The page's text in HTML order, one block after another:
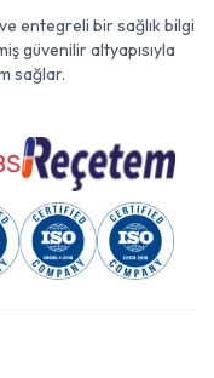
entegreli bir sağlık bilgi
güvenilir altyapısıyla
sağlar.